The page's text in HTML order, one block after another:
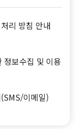
리 방침 안내
정보수집 및 이용
이메일)